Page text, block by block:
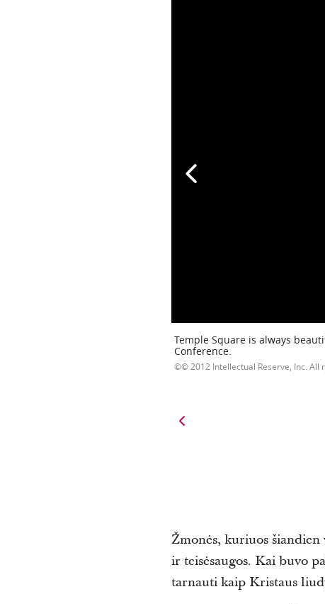
Temple Square is always
Conference.
© 2012 Intellectual Reserve, Inc. All
Žmonės, kuriuos
ir teisėsaugos. Kai buvo
tarnauti kaip Kristaus